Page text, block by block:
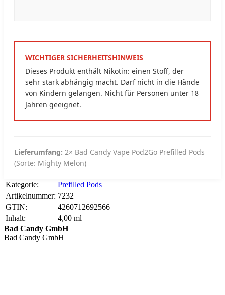
WICHTIGER SICHERHEITSHINWEIS
Dieses Produkt enthält Nikotin: einen Stoff, der
sehr stark abhängig macht. Darf nicht in die Hände
von Kindern gelangen. Nicht für Personen unter 18
Jahren geeignet.
Lieferumfang: 2× Bad Candy Vape Pod2Go Prefilled Pods
(Sorte: Mighty Melon)
Kategorie:
Prefilled Pods
Artikelnummer: 7232
GTIN:
4260712692566
Inhalt‍:
4,00 ml
Bad Candy GmbH
Bad Candy GmbH